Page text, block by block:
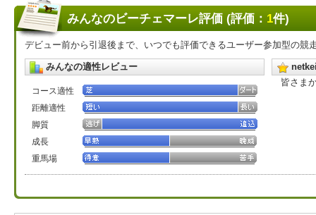
みんなのビーチェマーレ評価 (評価： 1件)
デビュー前から引退後まで、いつでも評価できるユーザー参加型の競
みんなの適性レビュー
コース適性
距離適性
脚質
成長
重馬場
皆さま